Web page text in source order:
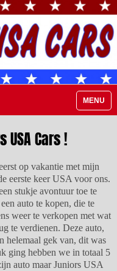
MENU
Cars !
op vakantie met mijn
eerste keer USA voor ons.
stukje avontuur toe te
auto te kopen, die te
weer te verkopen met wat
te verdienen. Deze auto,
helemaal gek van, dit was
ging hebben we in totaal 5
auto maar Juniors USA